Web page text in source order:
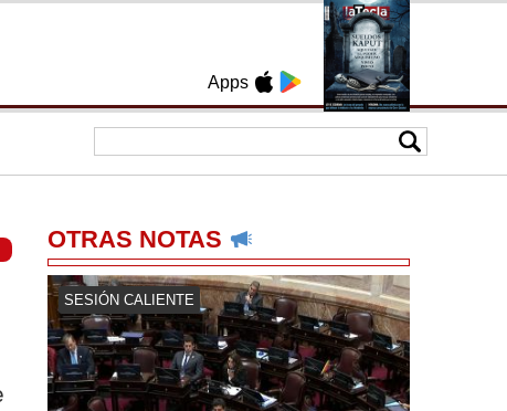
Apps
OTRAS NOTAS
SESIÓN CALIENTE